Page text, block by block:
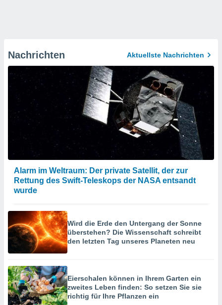
Nachrichten Aktuellste Nachrichten
Alarm im Weltraum: Der private Satellit, der zur
Rettung des Swift-Teleskops der NASA entsandt
wurde
Wird die Erde den Untergang der Sonne
überstehen? Die Wissenschaft schreibt
den letzten Tag unseres Planeten neu
Eierschalen können in Ihrem Garten ein
zweites Leben finden: So setzen Sie sie
richtig für Ihre Pflanzen ein